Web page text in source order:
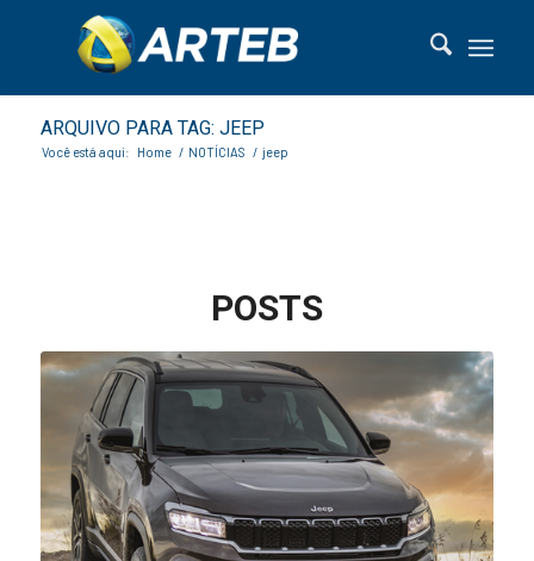
ARQUIVO PARA TAG: JEEP
Você está aqui: Home / NOTÍCIAS / jeep
POSTS